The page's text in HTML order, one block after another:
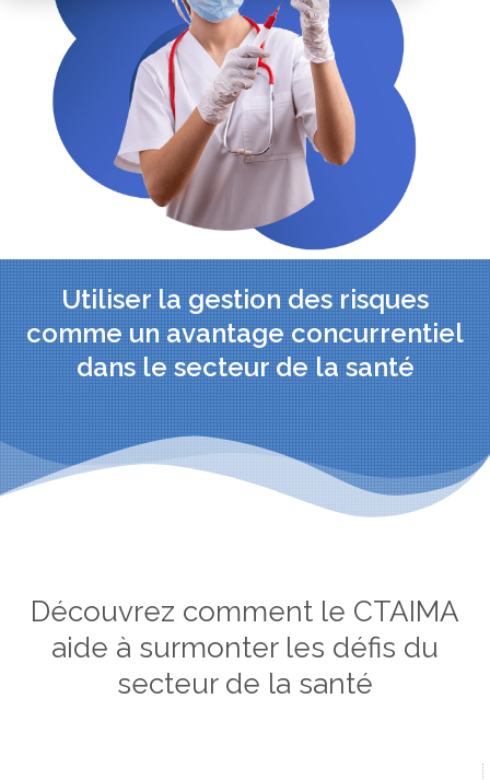
Utiliser la gestion des risques
comme un avantage concurrentiel
dans le secteur de la santé
Découvrez comment le CTAIMA
aide à surmonter les défis du
secteur de la santé